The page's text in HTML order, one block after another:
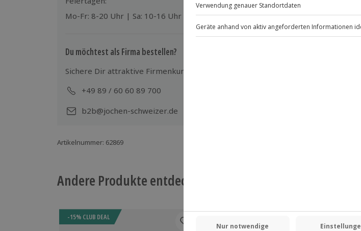
Gruppengröße: 6 - 22 Personen
Mo-Fr: 8-20 Uhr | Sa: 10-16 Uhr
Du möchtest als Firma bestellen?
Sichere Dir attraktive Firmenkunden Vorteile.
+49 89 / 60 60 89 700
b2b@jochen-schweizer.de
Artikelnummer: 62869
Andere Produkte entdecken
-15% CLUB DEAL